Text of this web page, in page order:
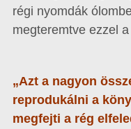
régi nyomdák
megteremtve ezzel
„Azt a nagyon
reprodukálni a
megfejti a rég